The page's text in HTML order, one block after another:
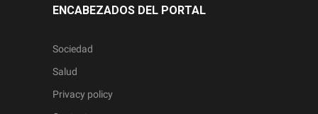
ENCABEZADOS DEL PORTAL
Sociedad
Salud
Privacy policy